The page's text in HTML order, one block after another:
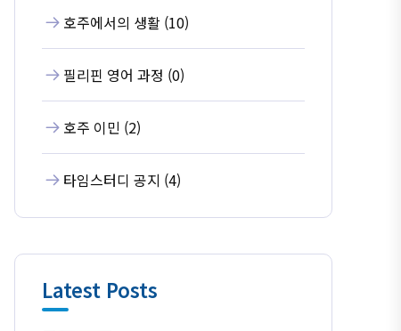
호주에서의 생활 (10)
필리핀 영어 과정 (0)
호주 이민 (2)
타임스터디 공지 (4)
Latest Posts